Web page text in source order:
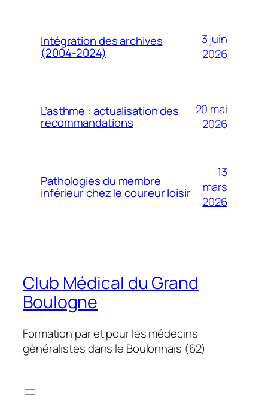
Intégration des archives
(2004-2024)
3 juin
2026
L’asthme : actualisation des
recommandations
20 mai
2026
Pathologies du membre
inférieur chez le coureur loisir
13
mars
2026
Club Médical du Grand
Boulogne
Formation par et pour les médecins
généralistes dans le Boulonnais (62)